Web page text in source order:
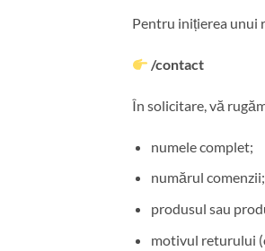
Pentru inițierea unui
/contact
În solicitare, vă
numele complet;
numărul comenzii;
produsul sau
motivul returului